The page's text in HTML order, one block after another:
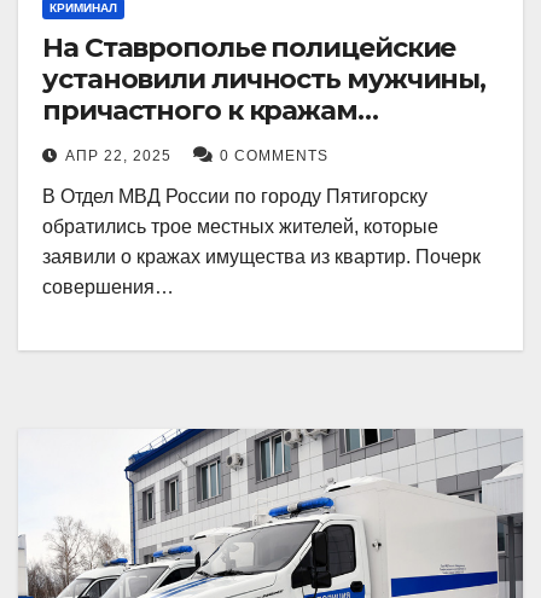
КРИМИНАЛ
На Ставрополье полицейские
установили личность мужчины,
причастного к кражам
имущества из квартир в
Пятигорске
АПР 22, 2025 0 COMMENTS
В Отдел МВД России по городу Пятигорску
обратились трое местных жителей, которые
заявили о кражах имущества из квартир. Почерк
совершения…